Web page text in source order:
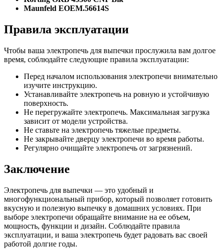
Maunfeld EOEM.56614S
Правила эксплуатации
Чтобы ваша электропечь для выпечки прослужила вам долгое
время, соблюдайте следующие правила эксплуатации:
Перед началом использования электропечи внимательно
изучите инструкцию.
Устанавливайте электропечь на ровную и устойчивую
поверхность.
Не перегружайте электропечь. Максимальная загрузка
зависит от модели устройства.
Не ставьте на электропечь тяжелые предметы.
Не закрывайте дверцу электропечи во время работы.
Регулярно очищайте электропечь от загрязнений.
Заключение
Электропечь для выпечки — это удобный и
многофункциональный прибор, который позволяет готовить
вкусную и полезную выпечку в домашних условиях. При
выборе электропечи обращайте внимание на ее объем,
мощность, функции и дизайн. Соблюдайте правила
эксплуатации, и ваша электропечь будет радовать вас своей
работой долгие годы.